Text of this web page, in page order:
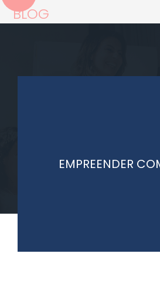
BLOG
EMPREENDER